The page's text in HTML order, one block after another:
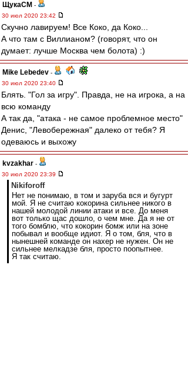
ЩукаСМ -
30 июл 2020 23:42
Скучно лавируем! Все Коко, да Коко...
А что там с Виллианом? (говорят, что он
думает: лучше Москва чем болота) :)
Mike Lebedev -
30 июл 2020 23:40
Блять. "Гол за игру". Правда, не на игрока, а на
всю команду
А так да, "атака - не самое проблемное место"
Денис, "Левобережная" далеко от тебя? Я
одеваюсь и выхожу
kvzakhar -
30 июл 2020 23:39
Nikiforoff
Нет не понимаю, в том и заруба вся и бугурт
мой. Я не считаю кокорина сильнее никого в
нашей молодой линии атаки и все. До меня
вот только щас дошло, о чем мне. Да я не от
того бомблю, что кокорин бомж или на зоне
побывал и вообще идиот. Я о том, бля, что в
нынешней команде он нахер не нужен. Он не
сильнее мелкадзе бля, просто поопытнее.
Я так считаю.